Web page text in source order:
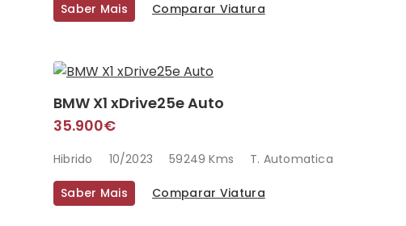
Saber Mais Comparar Viatura
BMW X1 xDrive25e Auto
35.900€
Hibrido 10/2023 59249 Kms T. Automatica
Saber Mais Comparar Viatura